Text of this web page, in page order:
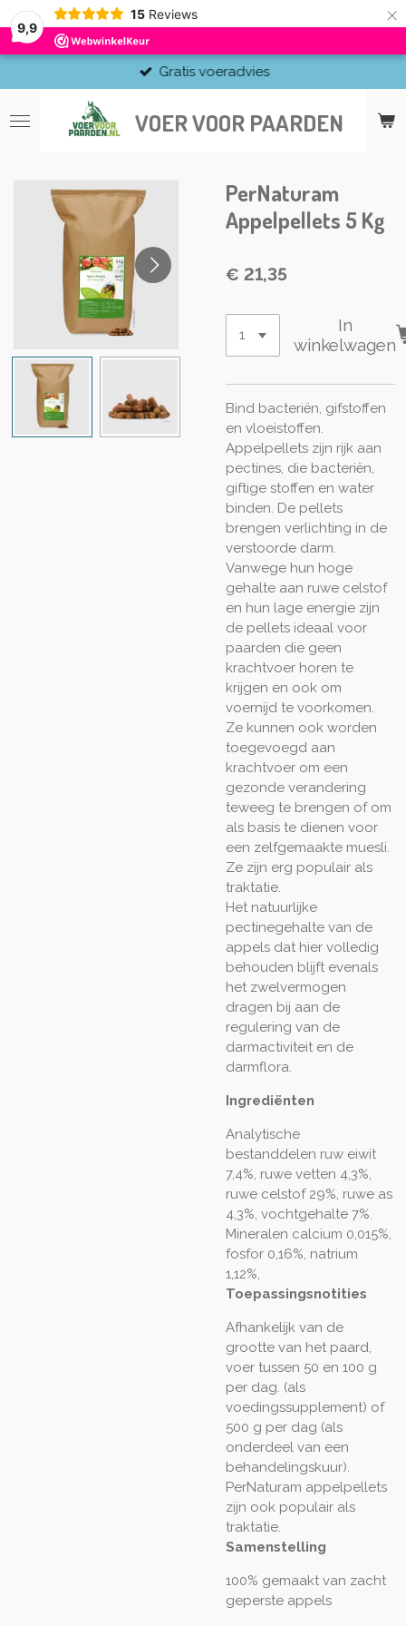
9,9
15 Reviews ×
VOER VOOR PAARDEN
Gratis voeradvies
PerNaturam
Appelpellets 5 Kg
€ 21,35
In
winkelwagen
Bind bacteriën, gifstoffen
en vloeistoffen.
Appelpellets zijn rijk aan
pectines, die bacteriën,
giftige stoffen en water
binden. De pellets
brengen verlichting in de
verstoorde darm.
Vanwege hun hoge
gehalte aan ruwe celstof
en hun lage energie zijn
de pellets ideaal voor
paarden die geen
krachtvoer horen te
krijgen en ook om
voernijd te voorkomen.
Ze kunnen ook worden
toegevoegd aan
krachtvoer om een
gezonde verandering
teweeg te brengen of om
als basis te dienen voor
een zelfgemaakte muesli.
Ze zijn erg populair als
traktatie.
Het natuurlijke
pectinegehalte van de
appels dat hier volledig
behouden blijft evenals
het zwelvermogen
dragen bij aan de
regulering van de
darmactiviteit en de
darmflora.
Ingrediënten
Analytische
bestanddelen ruw eiwit
7,4%, ruwe vetten 4,3%,
ruwe celstof 29%, ruwe as
4,3%, vochtgehalte 7%.
Mineralen calcium 0,015%,
fosfor 0,16%, natrium
1,12%,
Toepassingsnotities
Afhankelijk van de
grootte van het paard,
voer tussen 50 en 100 g
per dag. (als
voedingssupplement) of
500 g per dag (als
onderdeel van een
behandelingskuur).
PerNaturam appelpellets
zijn ook populair als
traktatie.
Samenstelling
100% gemaakt van zacht
geperste appels